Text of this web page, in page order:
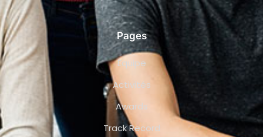
Pages
Équipe
Activités
Awards
Track Record